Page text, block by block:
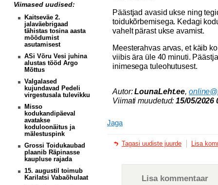
Viimased uudised:
Kaitseväe 2.
jalaväebrigaad
tähistas tosina aasta
möödumist
asutamisest
ASi Võru Vesi juhina
alustas tööd Argo
Mõttus
Valgalased
kujundavad Pedeli
virgestusala tulevikku
Misso
kodukandipäeval
avatakse
koduloonäitus ja
mälestuspink
Grossi Toidukaubad
plaanib Räpinasse
kaupluse rajada
15. augustil toimub
Karilatsi Vabaõhulaat
Päästjad avasid ukse ning
toidukõrbemisega. Kedagi
vahelt pärast ukse avamist.
Meesterahvas arvas, et käib
viibis ära üle 40 minuti.
inimesega tuleohutusest.
Autor:LounaLeht.ee,
Viimati muudetud:15/05/2026
Jaga
Tagasi uudiste juurde Lisa
Lisa kommentaar